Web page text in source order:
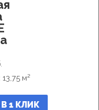
13,75 м²
1 КЛИК